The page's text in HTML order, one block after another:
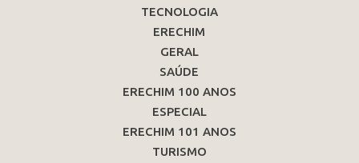
TECNOLOGIA
ERECHIM
GERAL
SAÚDE
ERECHIM 100 ANOS
ESPECIAL
ERECHIM 101 ANOS
TURISMO